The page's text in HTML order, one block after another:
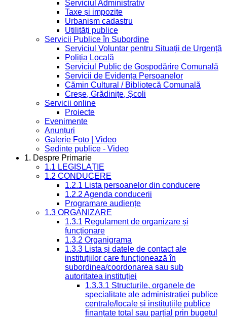
Serviciul Administrativ
Taxe și impozite
Urbanism cadastru
Utilități publice
Servicii Publice în Subordine
Serviciul Voluntar pentru Situații de Urgență
Poliția Locală
Serviciul Public de Gospodărire Comunală
Servicii de Evidența Persoanelor
Cămin Cultural / Bibliotecă Comunală
Creșe, Grădinițe, Școli
Servicii online
Proiecte
Evenimente
Anunțuri
Galerie Foto | Video
Sedinte publice - Video
1. Despre Primarie
1.1 LEGISLAȚIE
1.2 CONDUCERE
1.2.1 Lista persoanelor din conducere
1.2.2 Agenda conducerii
Programare audiențe
1.3 ORGANIZARE
1.3.1 Regulament de organizare și
funcționare
1.3.2 Organigrama
1.3.3 Lista și datele de contact ale
instituțiilor care funcționează în
subordinea/coordonarea sau sub
autoritatea instituției
1.3.3.1 Structurile, organele de
specialitate ale administrației publice
centrale/locale și instituțiile publice
finanțate total sau parțial prin bugetul